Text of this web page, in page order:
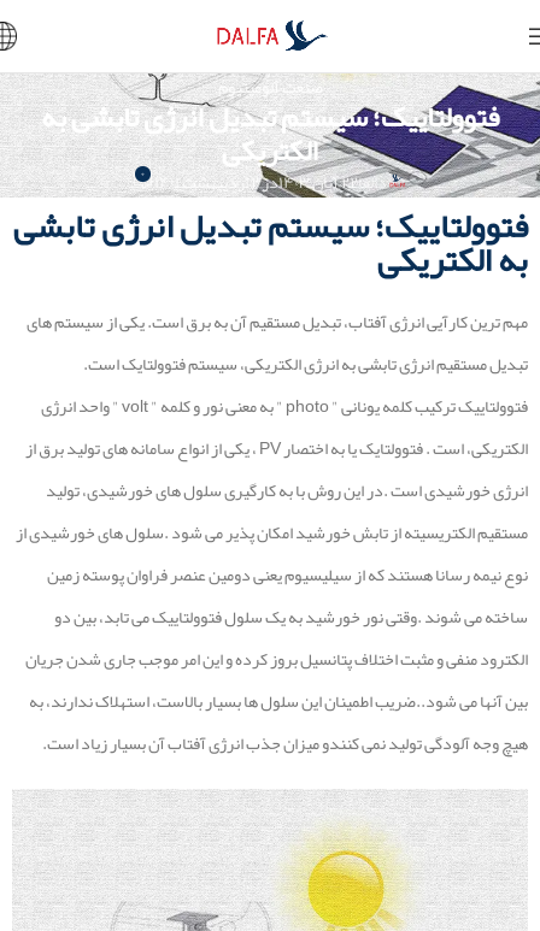
صنعت آلومینیوم
فتوولتاییک؛ سیستم تبدیل انرژی تابشی به
الکتریکی
دالفا۲۲ آبان ۱۴۰۳ در ۲ اردیبهشت ۱۴۰۱ ۰
فتوولتاییک؛ سیستم تبدیل انرژی تابشی
به الکتریکی
مهم ترین کارآیی انرژی آفتاب، تبدیل مستقیم آن به برق است. یکی از سیستم های
تبدیل مستقیم انرژی تابشی به انرژی الکتریکی، سیستم فتوولتایک است.
فتوولتاییک ترکیب کلمه یونانی " photo " به معنی نور و کلمه " volt " واحد انرژی
الکتریکی، است . فتوولتایک یا به اختصار PV ، یکی از انواع سامانه های تولید برق از
انرژی خورشیدی است .در این روش با به کارگیری سلول های خورشیدی، تولید
مستقیم الکتریسیته از تابش خورشید امکان پذیر می شود .سلول های خورشیدی از
نوع نیمه رسانا هستند که از سیلیسیوم یعنی دومین عنصر فراوان پوسته زمین
ساخته می شوند .وقتی نور خورشید به یک سلول فتوولتاییک می تابد، بین دو
الکترود منفی و مثبت اختلاف پتانسیل بروز کرده و این امر موجب جاری شدن جریان
بین آنها می شود..ضریب اطمینان این سلول ها بسیار بالاست، استهلاک ندارند، به
هیچ وجه آلودگی تولید نمی کنندو میزان جذب انرژی آفتاب آن بسیار زیاد است.